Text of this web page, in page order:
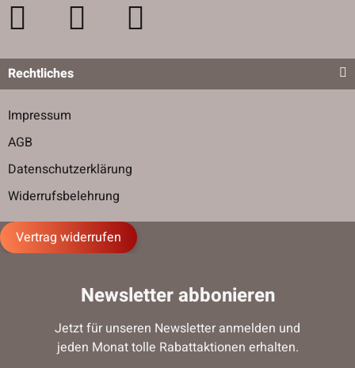
Rechtliches
Impressum
AGB
Datenschutzerklärung
Widerrufsbelehrung
Vertrag widerrufen
Newsletter abbonieren
Jetzt für unseren Newsletter anmelden und
jeden Monat tolle Rabattaktionen erhalten.